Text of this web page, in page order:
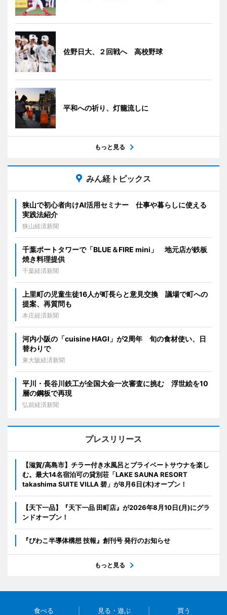
佐野日大、２回戦へ 高校野球
平和への祈り、灯籠流しに
もっと見る
みん経トピックス
狭山で初心者向けAI活用セミナー 仕事や暮らしに使える
実践法紹介
狭山経済新聞
千葉ポートタワーで「BLUE＆FIRE mini」 地元店が鉄板
焼き料理提供
千葉経済新聞
上里町の児童生徒16人が町長らと意見交換 議場で町への
提案、再質問も
本庄経済新聞
河内小阪の「cuisine HAGI」が2周年 旬の食材使い、日
替わりで
東大阪経済新聞
平川・長谷川鉄工が全国大会一次審査に挑む 浮世絵を10
層の鋼板で再現
弘前経済新聞
プレスリリース
【滋賀/高島市】チラー付き水風呂とプライベートサウナを楽し
む。最大14名宿泊可の貸別荘「LAKE SAUNA RESORT
takashima SUITE VILLA 碧」が8月6日(木)オープン！
【天下一品】『天下一品 田町店』が2026年8月10日(月)にグラ
ンドオープン！
『びわこ半導体構想 技報』創刊号 発行のお知らせ
もっと見る
食べる 見る・遊ぶ 買う